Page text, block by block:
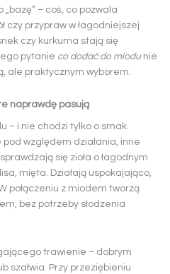
– coś, co pozwala
czy przypraw w łagodniejszej
czy kurkuma stają się
pytanie co dodać do miodunie
ale praktycznym wyborem.
naprawdę pasują
– i nie chodzi tylko o smak.
pod względem działania, inne
się zioła o łagodnym
mięta. Działają uspokajająco,
połączeniu z miodem tworzą
bez potrzeby słodzenia
trawienie – dobrym
szałwia. Przy przeziębieniu